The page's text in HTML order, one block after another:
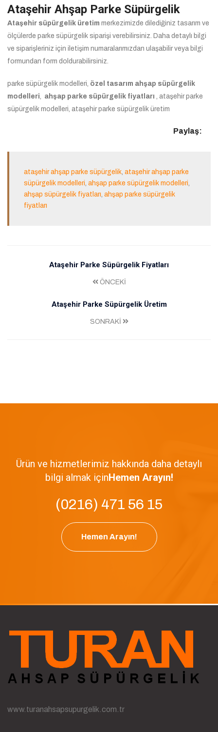
Ataşehir Ahşap Parke Süpürgelik
Ataşehir süpürgelik üretim merkezimizde dilediğiniz tasarım ve
ölçülerde parke süpürgelik siparişi verebilirsiniz. Daha detaylı bilgi
ve siparişleriniz için iletişim numaralarımızdan ulaşabilir veya bilgi
formundan form doldurabilirsiniz.
parke süpürgelik modelleri, özel tasarım ahşap süpürgelik
modelleri, ahşap parke süpürgelik fiyatları , ataşehir parke
süpürgelik modelleri, ataşehir parke süpürgelik üretim
Paylaş:
ataşehir ahşap parke süpürgelik, ataşehir ahşap parke
süpürgelik modelleri, ahşap parke süpürgelik modelleri,
ahşap süpürgelik fiyatları, ahşap parke süpürgelik
fiyatları
Ataşehir Parke Süpürgelik Fiyatları
ÖNCEKİ
Ataşehir Parke Süpürgelik Üretim
SONRAKİ
Ürün ve hizmetlerimiz hakkında daha detaylı
bilgi almak içinHemen Arayın!
(0216) 471 56 15
Hemen Arayın!
www.turanahsapsupurgelik.com.tr